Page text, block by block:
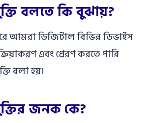
বলতে কি বুঝায়?
আমরা ডিজিটাল বিভিন্ন ডিভাইস
এবং প্রেরণ করতে পারি
বলা হয়।
জনক কে?